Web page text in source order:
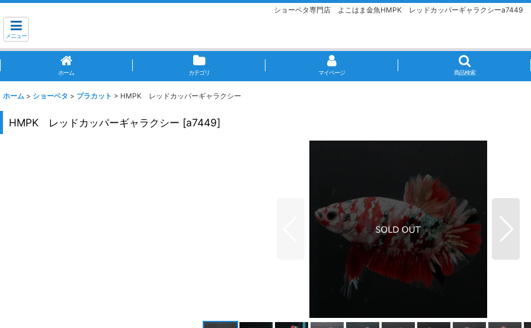
ショーベタ専門店 よこはま金魚HMPK レッドカッパーギャラクシーa7449
メニュー
ホーム カテゴリ マイページ 商品検索
ホーム > ショーベタ > プラカット > HMPK レッドカッパーギャラクシー
HMPK レッドカッパーギャラクシー [a7449]